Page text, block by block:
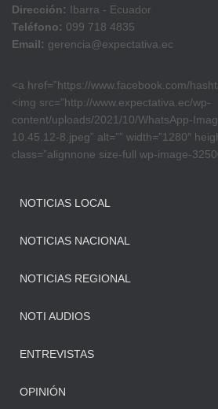
Dirección: Ibarra - Ecuador
Teléfono: 099 718 4835
Email: gerencia@expectativa.ec
<a href=”https://www.facebook.com/
<img src=”http://www.expectativa.ec/wp-
content/uploads/2021/10/WhatsApp-
10.45.12-8.jpeg” alt=”” width=”1280″
class=”alignnone size-full wp-image-
NOTICIAS LOCAL
NOTICIAS NACIONAL
NOTICIAS REGIONAL
NOTI AUDIOS
ENTREVISTAS
OPINIÓN